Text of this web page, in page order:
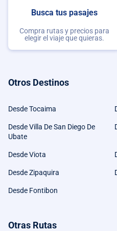
Busca tus pasajes
Compra rutas y precios para
elegir el viaje que quieras.
Otros Destinos
Desde Tocaima
Desde Villa De San Diego De
Ubate
Desde Viota
Desde Zipaquira
Desde Fontibon
Otras Rutas